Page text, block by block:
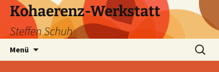
Zum
Inhalt
springen
Kohaerenz-Werkstatt
Steffen Schuh
Menü
Suchen
nach: